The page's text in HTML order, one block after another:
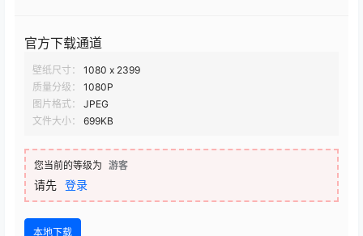
官方下载通道
壁纸尺寸：
1080 x 2399
质量分级：
1080P
图片格式：
JPEG
文件大小：
699KB
您当前的等级为 游客
请先 登录
本地下载